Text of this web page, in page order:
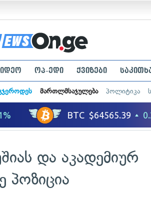
ოპ-ედი ქვიზები
მართლმსაჯულება პოლიტიკა
და აკადემიურ
პოზიცია